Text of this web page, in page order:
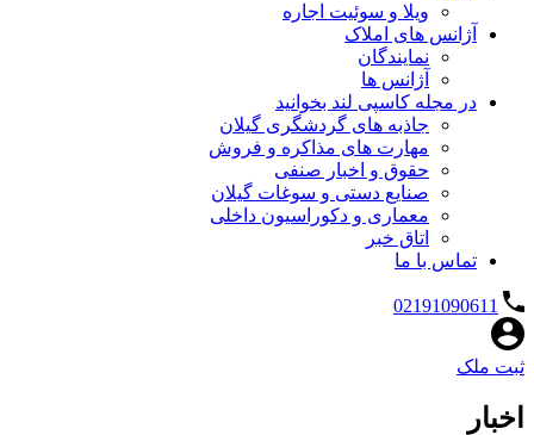
ویلا و سوئیت اجاره
آژانس های املاک
نمایندگان
آژانس ها
در مجله کاسپی لند بخوانید
جاذبه های گردشگری گیلان
مهارت های مذاکره و فروش
حقوق و اخبار صنفی
صنایع دستی و سوغات گیلان
معماری و دکوراسیون داخلی
اتاق خبر
تماس با ما
02191090611
ثبت ملک
اخبار